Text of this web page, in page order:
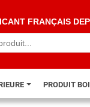
FRANÇAIS
PRODUIT